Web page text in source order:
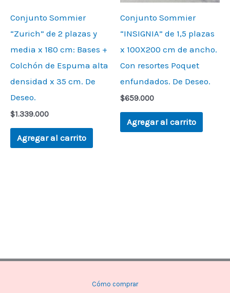
Conjunto Sommier
“Zurich” de 2 plazas y
media x 180 cm: Bases +
Colchón de Espuma alta
densidad x 35 cm. De
Deseo.
$1.339.000
Agregar al carrito
Conjunto Sommier
“INSIGNIA” de 1,5 plazas
x 100X200 cm de ancho.
Con resortes Poquet
enfundados. De Deseo.
$659.000
Agregar al carrito
Cómo comprar